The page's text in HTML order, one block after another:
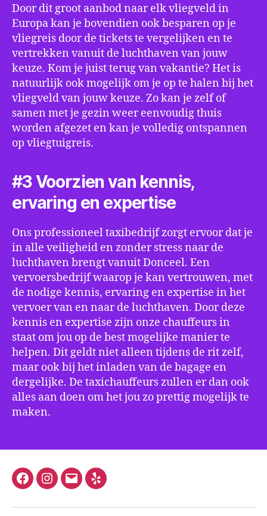
Door dit groot aanbod naar elk vliegveld in
Europa kan je bovendien ook besparen op je
vliegreis door de tickets te vergelijken en te
vertrekken vanuit de luchthaven van jouw
keuze. Kom je juist terug van vakantie? Het is
natuurlijk ook mogelijk om je op te halen bij het
vliegveld van jouw keuze. Zo kan je zelf of
samen met je gezin weer eenvoudig thuis
worden afgezet en kan je volledig ontspannen
op vliegtuigreis.
#3 Voorzien van kennis,
ervaring en expertise
Ons professioneel taxibedrijf zorgt ervoor dat je
in alle veiligheid en zonder stress naar de
luchthaven brengt vanuit Donceel. Een
vervoersbedrijf waarop je kan vertrouwen, met
de nodige kennis, ervaring en expertise in het
vervoer van en naar de luchthaven. Door deze
kennis en expertise zijn onze chauffeurs in
staat om jou op de best mogelijke manier te
helpen. Dit geldt niet alleen tijdens de rit zelf,
maar ook bij het inladen van de bagage en
dergelijke. De taxichauffeurs zullen er dan ook
alles aan doen om het jou zo prettig mogelijk te
maken.
FacebookInstagram
E-
Yelp